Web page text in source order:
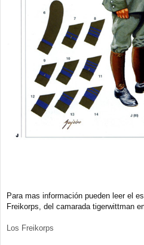
Para mas información pueden leer el
Freikorps, del camarada tigerwittman
Los Freikorps